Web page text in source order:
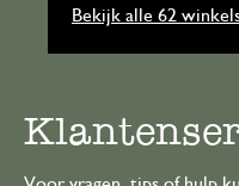
Bekijk alle 62